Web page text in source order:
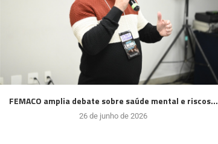
FEMACO amplia debate sobre saúde mental e riscos...
26 de junho de 2026